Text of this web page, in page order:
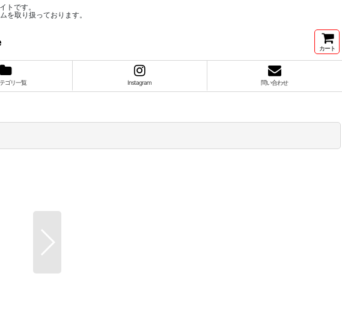
トです。
を取り扱っております。
カート
ゴリ一覧 Instagram 問い合わせ